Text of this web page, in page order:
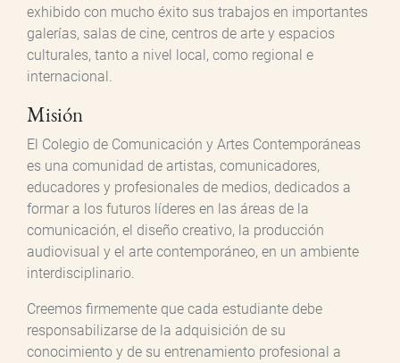
exhibido con mucho éxito sus trabajos en importantes
galerías, salas de cine, centros de arte y espacios
culturales, tanto a nivel local, como regional e
internacional.
Misión
El Colegio de Comunicación y Artes Contemporáneas
es una comunidad de artistas, comunicadores,
educadores y profesionales de medios, dedicados a
formar a los futuros líderes en las áreas de la
comunicación, el diseño creativo, la producción
audiovisual y el arte contemporáneo, en un ambiente
interdisciplinario.
Creemos firmemente que cada estudiante debe
responsabilizarse de la adquisición de su
conocimiento y de su entrenamiento profesional a